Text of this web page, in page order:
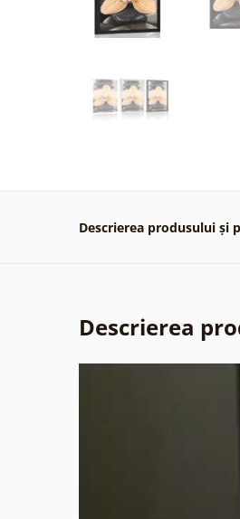
Descrierea produsului și
Descrierea